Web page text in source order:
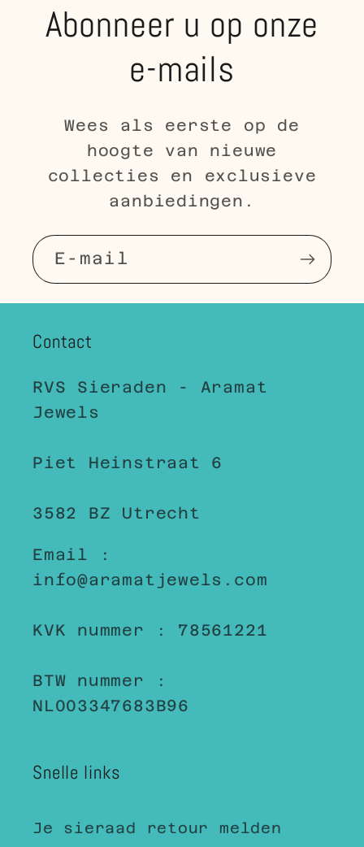
Abonneer u op onze
e-mails
Wees als eerste op de
hoogte van nieuwe
collecties en exclusieve
aanbiedingen.
E‑mail
Contact
RVS Sieraden - Aramat
Jewels
Piet Heinstraat 6
3582 BZ Utrecht
Email :
info@aramatjewels.com
KVK nummer : 78561221
BTW nummer :
NL003347683B96
Snelle links
Je sieraad retour melden